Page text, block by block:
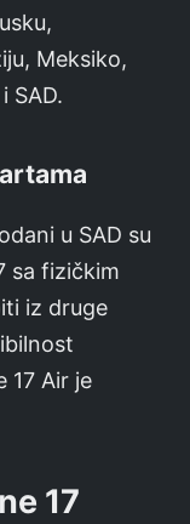
Meksiko,
SAD.
u SAD su
sa fizičkim
iz druge
17 Air je
17